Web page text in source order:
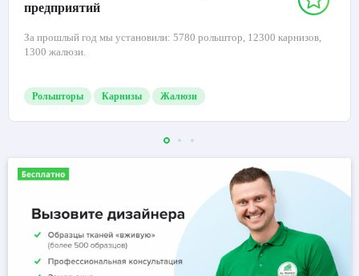
предприятий
За прошлый год мы установили: 5780 рольштор, 12300 карнизов,
1300 жалюзи.
Рольшторы Карнизы Жалюзи